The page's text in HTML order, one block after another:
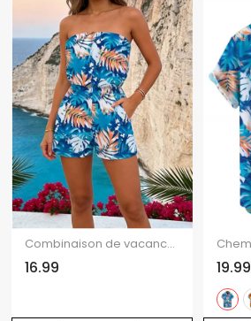
Combinaison de vacances à Hawaï pour la plage, colorblock, imprimé tropical de feuilles de monstera, poche, épaules dénudées
16.99 19.99